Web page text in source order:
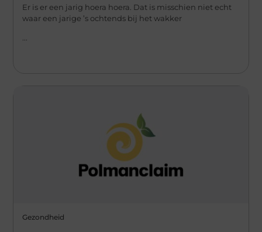
Er is er een jarig hoera hoera. Dat is misschien niet echt
waar een jarige ’s ochtends bij het wakker
Gezondheid